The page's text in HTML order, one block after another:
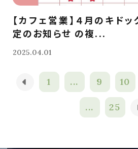
【カフェ営業】４月のキド
定のお知らせ の複...
2025.04.01
1 ... 9 10
... 25